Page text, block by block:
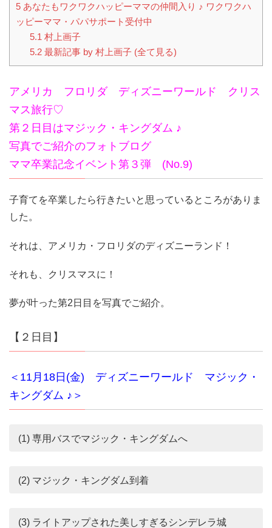
5 あなたもワクワクハッピーママの仲間入り ♪ ワクワクハ
ッピーママ・パパサポート受付中
5.1 村上画子
5.2最新記事 by 村上画子 (全て見る)
アメリカ フロリダ ディズニーワールド クリス
マス旅行♡
第２日目はマジック・キングダム ♪
写真でご紹介のフォトブログ
ママ卒業記念イベント第３弾 (No.9)
子育てを卒業したら行きたいと思っているところがありま
した。
それは、アメリカ・フロリダのディズニーランド！
それも、クリスマスに！
夢が叶った第2日目を写真でご紹介。
【２日目】
＜11月18日(金) ディズニーワールド マジック・
キングダム ♪＞
(1) 専用バスでマジック・キングダムへ
(2) マジック・キングダム到着
(3) ライトアップされた美しすぎるシンデレラ城